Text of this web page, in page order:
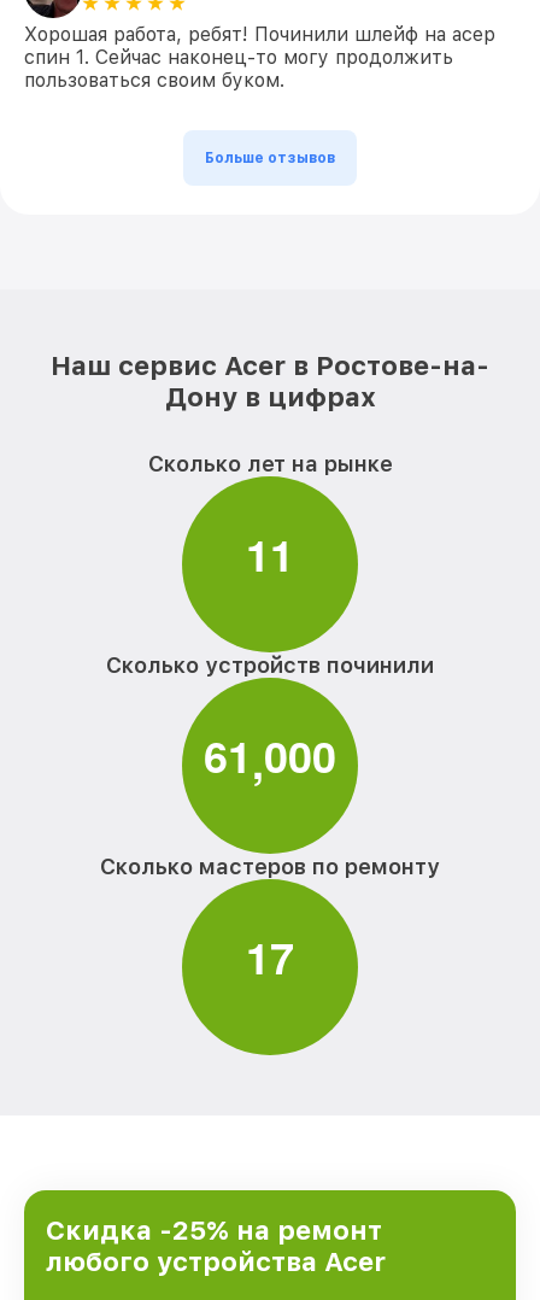
Хорошая работа, ребят! Починили шлейф на асер
спин 1. Сейчас наконец-то могу продолжить
пользоваться своим буком.
Больше отзывов
Наш сервис Acer в Ростове-на-
Дону в цифрах
Сколько лет на рынке
11
Сколько устройств починили
61,000
Сколько мастеров по ремонту
17
Скидка -25% на ремонт
любого устройства Acer